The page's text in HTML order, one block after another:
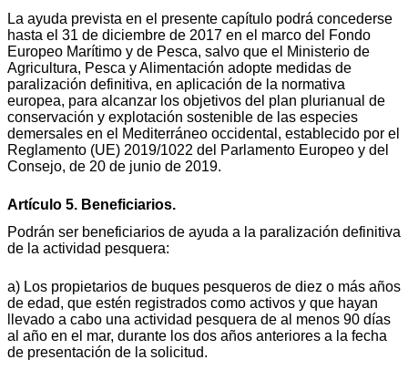
La ayuda prevista en el presente capítulo podrá concederse
hasta el 31 de diciembre de 2017 en el marco del Fondo
Europeo Marítimo y de Pesca, salvo que el Ministerio de
Agricultura, Pesca y Alimentación adopte medidas de
paralización definitiva, en aplicación de la normativa
europea, para alcanzar los objetivos del plan plurianual de
conservación y explotación sostenible de las especies
demersales en el Mediterráneo occidental, establecido por el
Reglamento (UE) 2019/1022 del Parlamento Europeo y del
Consejo, de 20 de junio de 2019.
Artículo 5. Beneficiarios.
Podrán ser beneficiarios de ayuda a la paralización definitiva
de la actividad pesquera:
a) Los propietarios de buques pesqueros de diez o más años
de edad, que estén registrados como activos y que hayan
llevado a cabo una actividad pesquera de al menos 90 días
al año en el mar, durante los dos años anteriores a la fecha
de presentación de la solicitud.